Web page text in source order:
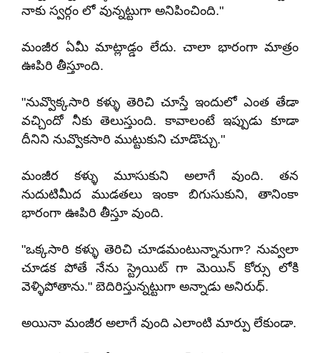
నాకు స్వర్గం లో వున్నట్టుగా అనిపించింది."
మంజీర ఏమీ మాట్లాడ్డం లేదు. చాలా భారంగా మాత్రం
ఊపిరి తీస్తూంది.
"నువ్వొక్కసారి కళ్ళు తెరిచి చూస్తే ఇందులో ఎంత తేడా
వచ్చిందో నీకు తెలుస్తుంది. కావాలంటే ఇప్పుడు కూడా
దీనిని నువ్వొకసారి ముట్టుకుని చూడొచ్చు."
మంజీర కళ్ళు మూసుకుని అలాగే వుంది. తన
నుదుటిమీద ముడతలు ఇంకా బిగుసుకుని, తానింకా
భారంగా ఊపిరి తీస్తూ వుంది.
"ఒక్కసారి కళ్ళు తెరిచి చూడమంటున్నానుగా? నువ్వలా
చూడక పోతే నేను స్ట్రెయిట్ గా మెయిన్ కోర్సు లోకి
వెళ్ళిపోతాను." బెదిరిస్తున్నట్టుగా అన్నాడు అనిరుధ్.
అయినా మంజీర అలాగే వుంది ఎలాంటి మార్పు లేకుండా.